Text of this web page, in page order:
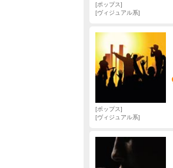
ポップス
ヴィジュアル系
ポップス
ヴィジュアル系